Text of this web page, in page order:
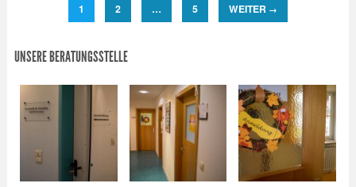
1 2 … 5 WEITER →
UNSERE BERATUNGSSTELLE